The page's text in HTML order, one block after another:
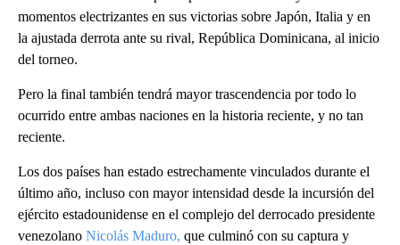
momentos electrizantes en sus victorias sobre Japón, Italia y en
la ajustada derrota ante su rival, República Dominicana, al inicio
del torneo.
Pero la final también tendrá mayor trascendencia por todo lo
ocurrido entre ambas naciones en la historia reciente, y no tan
reciente.
Los dos países han estado estrechamente vinculados durante el
último año, incluso con mayor intensidad desde la incursión del
ejército estadounidense en el complejo del derrocado presidente
venezolano Nicolás Maduro, que culminó con su captura y